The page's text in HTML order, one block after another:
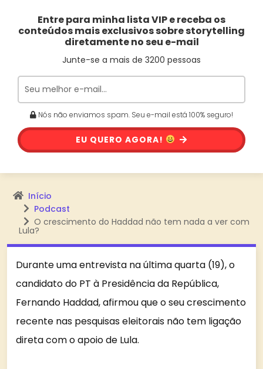
Entre para minha lista VIP e receba os
conteúdos mais exclusivos sobre storytelling
diretamente no seu e-mail
Junte-se a mais de 3200 pessoas
Nós não enviamos spam. Seu e-mail está 100% seguro!
EU QUERO AGORA!
Início
Podcast
O crescimento do Haddad não tem nada a ver com
Lula?
Durante uma entrevista na última quarta (19), o
candidato do PT à Presidência da República,
Fernando Haddad, afirmou que o seu crescimento
recente nas pesquisas eleitorais não tem ligação
direta com o apoio de Lula.